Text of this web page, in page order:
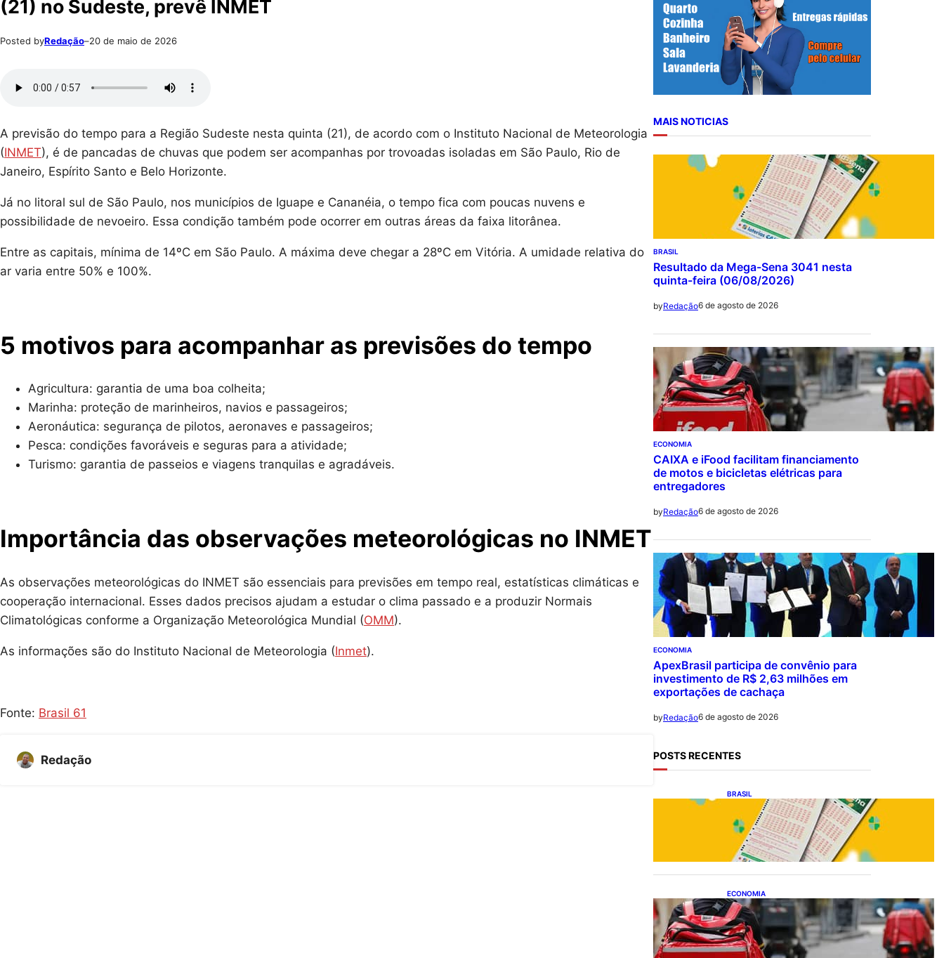
(21) no Sudeste, prevê INMET
Posted byRedação–20 de maio de 2026
A previsão do tempo para a Região Sudeste nesta quinta (21), de acordo com o Instituto Nacional de Meteorologia
(INMET), é de pancadas de chuvas que podem ser acompanhas por trovoadas isoladas em São Paulo, Rio de
Janeiro, Espírito Santo e Belo Horizonte.
Já no litoral sul de São Paulo, nos municípios de Iguape e Cananéia, o tempo fica com poucas nuvens e
possibilidade de nevoeiro. Essa condição também pode ocorrer em outras áreas da faixa litorânea.
Entre as capitais, mínima de 14ºC em São Paulo. A máxima deve chegar a 28ºC em Vitória. A umidade relativa do
ar varia entre 50% e 100%.
5 motivos para acompanhar as previsões do tempo
Agricultura: garantia de uma boa colheita;
Marinha: proteção de marinheiros, navios e passageiros;
Aeronáutica: segurança de pilotos, aeronaves e passageiros;
Pesca: condições favoráveis e seguras para a atividade;
Turismo: garantia de passeios e viagens tranquilas e agradáveis.
Importância das observações meteorológicas no INMET
As observações meteorológicas do INMET são essenciais para previsões em tempo real, estatísticas climáticas e
cooperação internacional. Esses dados precisos ajudam a estudar o clima passado e a produzir Normais
Climatológicas conforme a Organização Meteorológica Mundial (OMM).
As informações são do Instituto Nacional de Meteorologia (Inmet).
Fonte: Brasil 61
Redação
MAIS NOTICIAS
BRASIL
Resultado da Mega-Sena 3041 nesta
quinta-feira (06/08/2026)
byRedação6 de agosto de 2026
ECONOMIA
CAIXA e iFood facilitam financiamento
de motos e bicicletas elétricas para
entregadores
byRedação6 de agosto de 2026
ECONOMIA
ApexBrasil participa de convênio para
investimento de R$ 2,63 milhões em
exportações de cachaça
byRedação6 de agosto de 2026
POSTS RECENTES
BRASIL
Resultado da Mega-Sena
3041 nesta quinta-feira
(06/08/2026)
ECONOMIA
CAIXA e iFood facilitam
financiamento de motos e
bicicletas elétricas para
entregadores